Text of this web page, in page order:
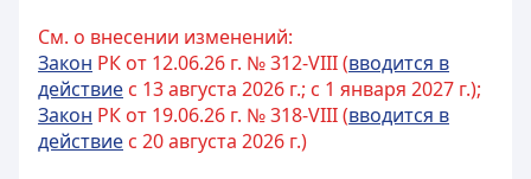
См. о внесении изменений:
Закон РК от 12.06.26 г. № 312-VIII (вводится в
действие с 13 августа 2026 г.; с 1 января 2027 г.);
Закон РК от 19.06.26 г. № 318-VIII (вводится в
действие с 20 августа 2026 г.)